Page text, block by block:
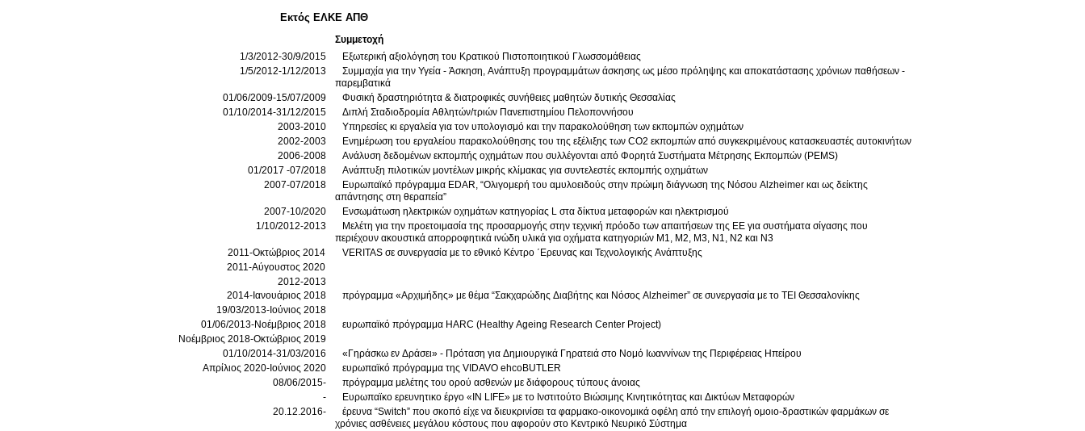
Εκτός ΕΛΚΕ ΑΠΘ
Συμμετοχή
1/3/2012-30/9/2015
Εξωτερική αξιολόγηση του Κρατικού Πιστοποιητικού Γλωσσομάθειας
1/5/2012-1/12/2013
Συμμαχία για την Υγεία - Άσκηση, Ανάπτυξη προγραμμάτων άσκησης ως μέσο πρόληψης και αποκατάστασης χρόνιων παθήσεων -
παρεμβατικά
01/06/2009-15/07/2009
Φυσική δραστηριότητα & διατροφικές συνήθειες μαθητών δυτικής Θεσσαλίας
01/10/2014-31/12/2015
Διπλή Σταδιοδρομία Αθλητών/τριών Πανεπιστημίου Πελοποννήσου
2003-2010
Υπηρεσίες κι εργαλεία για τον υπολογισμό και την παρακολούθηση των εκπομπών οχημάτων
2002-2003
Ενημέρωση του εργαλείου παρακολούθησης του της εξέλιξης των CO2 εκπομπών από συγκεκριμένους κατασκευαστές αυτοκινήτων
2006-2008
Ανάλυση δεδομένων εκπομπής οχημάτων που συλλέγονται από Φορητά Συστήματα Μέτρησης Εκπομπών (PEMS)
01/2017 -07/2018
Ανάπτυξη πιλοτικών μοντέλων μικρής κλίμακας για συντελεστές εκπομπής οχημάτων
2007-07/2018
Ευρωπαϊκό πρόγραμμα EDAR, “Ολιγομερή του αμυλοειδούς στην πρώιμη διάγνωση της Νόσου Alzheimer και ως δείκτης
απάντησης στη θεραπεία”
2007-10/2020
Ενσωμάτωση ηλεκτρικών οχημάτων κατηγορίας L στα δίκτυα μεταφορών και ηλεκτρισμού
1/10/2012-2013
Μελέτη για την προετοιμασία της προσαρμογής στην τεχνική πρόοδο των απαιτήσεων της ΕΕ για συστήματα σίγασης που
περιέχουν ακουστικά απορροφητικά ινώδη υλικά για οχήματα κατηγοριών M1, M2, M3, N1, N2 και N3
2011-Οκτώβριος 2014
VERITAS σε συνεργασία με το εθνικό Κέντρο ΄Ερευνας και Τεχνολογικής Ανάπτυξης
2011-Αύγουστος 2020
2012-2013
2014-Ιανουάριος 2018
πρόγραμμα «Αρχιμήδης» με θέμα “Σακχαρώδης Διαβήτης και Νόσος Alzheimer” σε συνεργασία με το ΤΕΙ Θεσσαλονίκης
19/03/2013-Ιούνιος 2018
01/06/2013-Νοέμβριος 2018
ευρωπαϊκό πρόγραμμα HARC (Healthy Ageing Research Center Project)
Νοέμβριος 2018-Οκτώβριος 2019
01/10/2014-31/03/2016
«Γηράσκω εν Δράσει» - Πρόταση για Δημιουργικά Γηρατειά στο Νομό Ιωαννίνων της Περιφέρειας Ηπείρου
Απρίλιος 2020-Ιούνιος 2020
ευρωπαϊκό πρόγραμμα της VIDAVO ehcoBUTLER
08/06/2015-
πρόγραμμα μελέτης του ορού ασθενών με διάφορους τύπους άνοιας
-
Ευρωπαϊκο ερευνητικο έργο «IN LIFE» με το Ινστιτούτο Βιώσιμης Κινητικότητας και Δικτύων Μεταφορών
20.12.2016-
έρευνα “Switch” που σκοπό είχε να διευκρινίσει τα φαρμακο-οικονομικά οφέλη από την επιλογή ομοιο-δραστικών φαρμάκων σε
χρόνιες ασθένειες μεγάλου κόστους που αφορούν στο Κεντρικό Νευρικό Σύστημα